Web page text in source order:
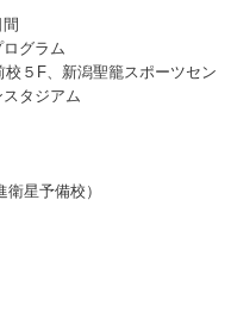
グラム
５F、新潟聖籠スポーツセン
タジアム
星予備校）